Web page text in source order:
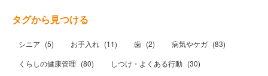
タグから見つける
シニア (5) お手入れ (11) 歯 (2) 病気やケガ (83)
くらしの健康管理 (80) しつけ・よくある行動 (30)